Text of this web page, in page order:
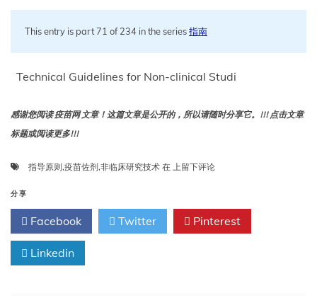
This entry is part 71 of 234 in the series指南
Technical Guidelines for Non-clinical Studi
感谢您阅读 疫苗网 文章！这篇文章是公开的，所以请随时分享它。!!! 点击文章
标题或阅读更多!!!
指导原则,疫苗佐剂,非临床研究技术 在 疫
剂
临
上留下评论
分享
Facebook Twitter Pinterest
Linkedin